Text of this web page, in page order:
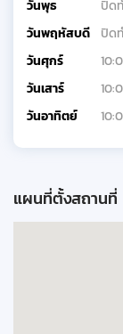
วันพุธ
ปิด
วันพฤหัสบดี
ปิด
วันศุกร์
วันเสาร์
วันอาทิตย์
แผนที่ตั้งสถานที่